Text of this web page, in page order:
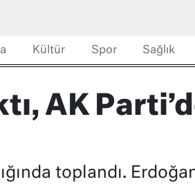
Kültür Spor Sağlık
AK
toplandı.